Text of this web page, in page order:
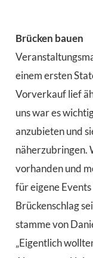
Brücken bauen
einem ersten
Vorverkauf lief
uns war es
anzubieten und
näherzubringen.
vorhanden und
für eigene
Brückenschlag
stamme von
„Eigentlich